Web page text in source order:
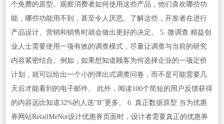
个免费的原型。观察消费者如何使用这些产品，他们喜欢哪些功
能，哪些功能用不到，甚至令人厌恶。了解这些，开发者在进行
产品设计、营销和销售时就会做出更好的决定。 5. 微调查 精益创
业人士需要使用一项有效的调查模式，尽量让调查与当前的研究
内容紧密结合。例如，如果想知道顾客为何选择企业的一项定价
计划，就可以给出一个小的弹出式调查问卷，而不是可能需要几
天后才能看到的电子邮件。 此外，阅读100个简短的用户反馈获得
的内容远比知道32%的人选“B”更多。 6. 真正数据原型 当为优惠
券网站RetailMeNot设计优惠券页面时，设计者需要真正的优惠券